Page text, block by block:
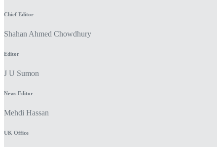
Chief Editor
Shahan Ahmed Chowdhury
Editor
J U Sumon
News Editor
Mehdi Hassan
UK Office